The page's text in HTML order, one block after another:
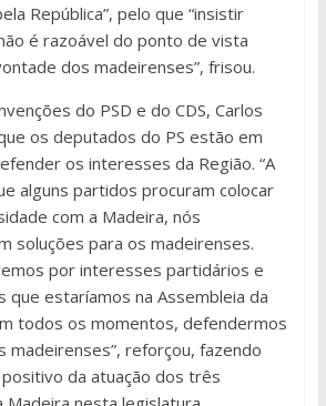
República”, pelo que “insistir
é razoável do ponto de vista
dos madeirenses”, frisou.
do PSD e do CDS, Carlos
os deputados do PS estão em
os interesses da Região. “A
alguns partidos procuram colocar
com a Madeira, nós
soluções para os madeirenses.
por interesses partidários e
que estaríamos na Assembleia da
todos os momentos, defendermos
madeirenses”, reforçou, fazendo
positivo da atuação dos três